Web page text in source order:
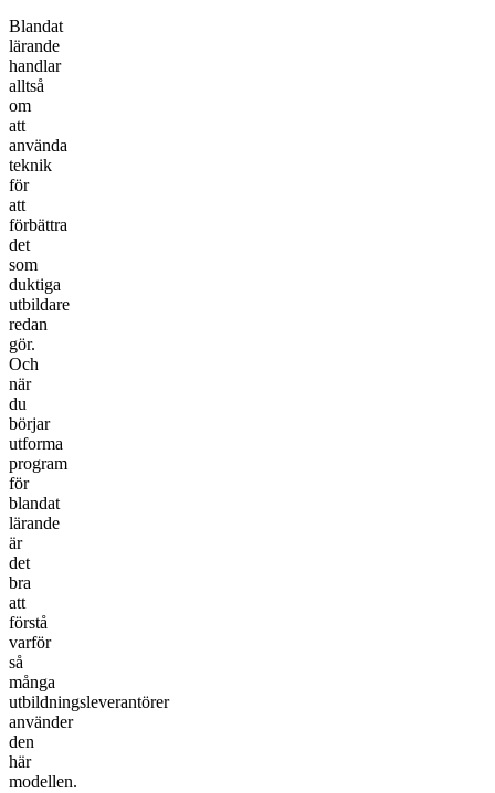
Blandat
lärande
handlar
alltså
om
att
använda
teknik
för
att
förbättra
det
som
duktiga
utbildare
redan
gör.
Och
när
du
börjar
utforma
program
för
blandat
lärande
är
det
bra
att
förstå
varför
så
många
utbildningsleverantörer
använder
den
här
modellen.